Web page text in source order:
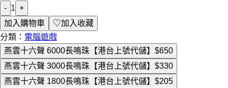
- 1 +
加入購物車
♡加入收藏
分類： 電腦遊戲
燕雲十六聲 6000長鳴珠【港台上號代儲】 $650
燕雲十六聲 3000長鳴珠【港台上號代儲】 $330
燕雲十六聲 1800長鳴珠【港台上號代儲】 $205